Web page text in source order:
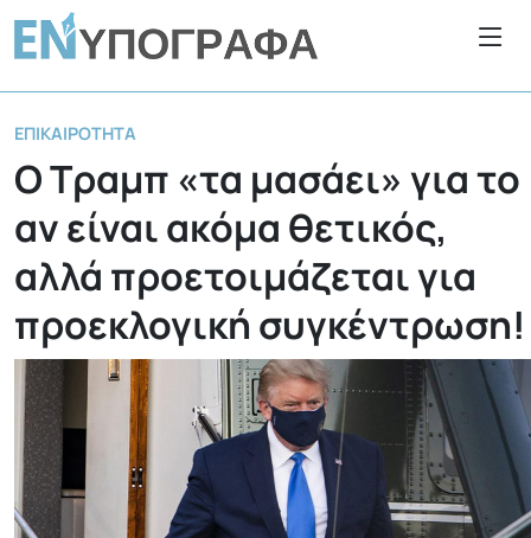
ΕΠΙΚΑΙΡΌΤΗΤΑ
Ο Τραμπ «τα μασάει» για το
αν είναι ακόμα θετικός,
αλλά προετοιμάζεται για
προεκλογική συγκέντρωση!